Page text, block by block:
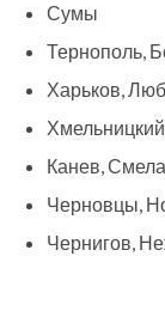
Сумы
Тернополь,
Харьков,
Канев, Смела
Черновцы,
Чернигов,